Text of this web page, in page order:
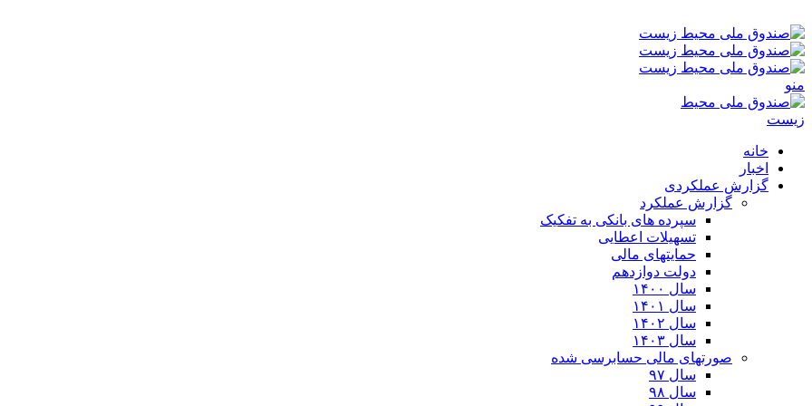
منو
خانه
اخبار
گزارش عملکردی
گزارش عملکرد
سپرده های بانکی به تفکیک
تسهیلات اعطایی
حمایتهای مالی
دولت دوازدهم
سال ۱۴۰۰
سال ۱۴۰۱
سال ۱۴۰۲
سال ۱۴۰۳
صورتهای مالی حسابرسی شده
سال ۹۷
سال ۹۸